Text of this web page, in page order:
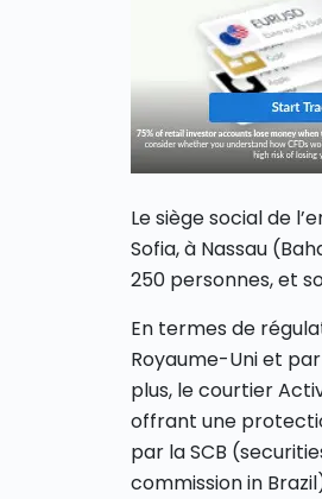
Le siège social de
Sofia, à Nassau
250 personnes, et
En termes de
Royaume-Uni et
plus, le courtier
offrant une
par la SCB
commission in